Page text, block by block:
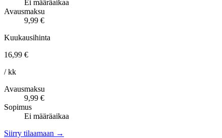
Ei määräaikaa
Avausmaksu
9,99 €
Kuukausihinta
16,99 €
/ kk
Avausmaksu
9,99 €
Sopimus
Ei määräaikaa
Siirry tilaamaan →